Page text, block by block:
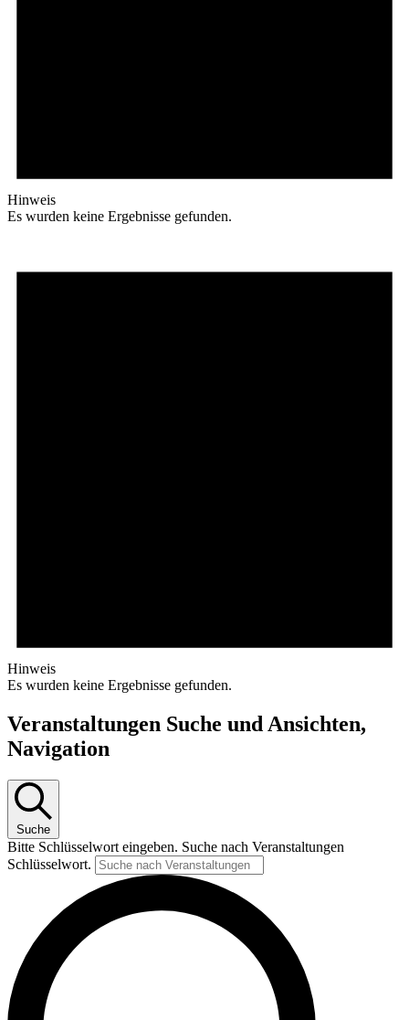
Hinweis
Es wurden keine Ergebnisse gefunden.
Hinweis
Es wurden keine Ergebnisse gefunden.
Veranstaltungen Suche und Ansichten,
Navigation
Suche
Bitte Schlüsselwort eingeben. Suche nach Veranstaltungen
Schlüsselwort.